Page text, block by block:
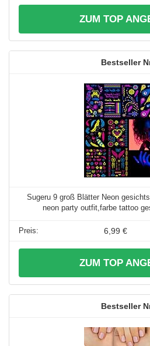
ZUM TOP
Sugeru 9 groß Blätter Neon
neon party outfit,farbe tattoo
6,99 €
ZUM TOP